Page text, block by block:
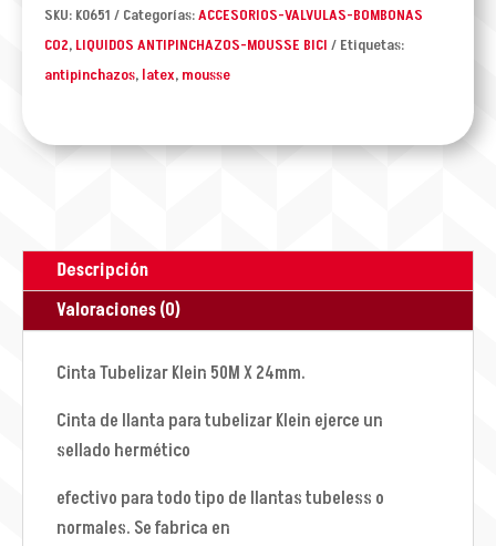
24mm
cantidad
SKU: K0651 Categorías:ACCESORIOS-VALVULAS-BOMBONAS
CO2, LIQUIDOS ANTIPINCHAZOS-MOUSSE BICI
Etiquetas:
antipinchazos, latex, mousse
Descripción
Valoraciones (0)
Cinta Tubelizar Klein 50M X 24mm.
Cinta de llanta para tubelizar Klein ejerce un
sellado hermético
efectivo para todo tipo de llantas tubeless o
normales. Se fabrica en